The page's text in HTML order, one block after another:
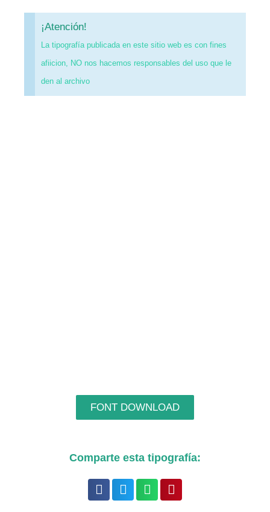
¡Atención!
La tipografía publicada en este sitio web es con fines
afiicion, NO nos hacemos responsables del uso que le
den al archivo
FONT DOWNLOAD
Comparte esta tipografía: